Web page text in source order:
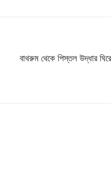
বাথরুম থেকে পিস্তল উদ্ধার